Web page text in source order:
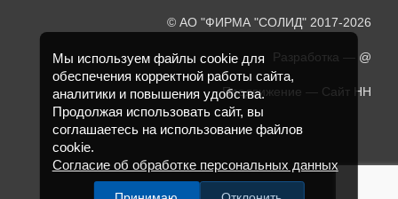
© АО "ФИРМА "СОЛИД" 2017-2026
Разработка — @
Продвижение — Сайт НН
Мы используем файлы cookie для
обеспечения корректной работы сайта,
аналитики и повышения удобства.
Продолжая использовать сайт, вы
соглашаетесь на использование файлов
cookie.
Согласие об обработке персональных данных